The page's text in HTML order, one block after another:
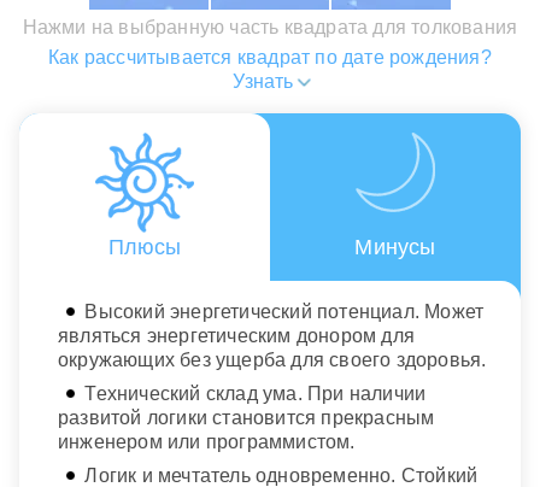
Нажми на выбранную часть квадрата для толкования
Как рассчитывается квадрат по дате рождения?
Узнать
Плюсы Минусы
Высокий энергетический потенциал. Может
являться энергетическим донором для
окружающих без ущерба для своего здоровья.
Технический склад ума. При наличии
развитой логики становится прекрасным
инженером или программистом.
Логик и мечтатель одновременно. Стойкий